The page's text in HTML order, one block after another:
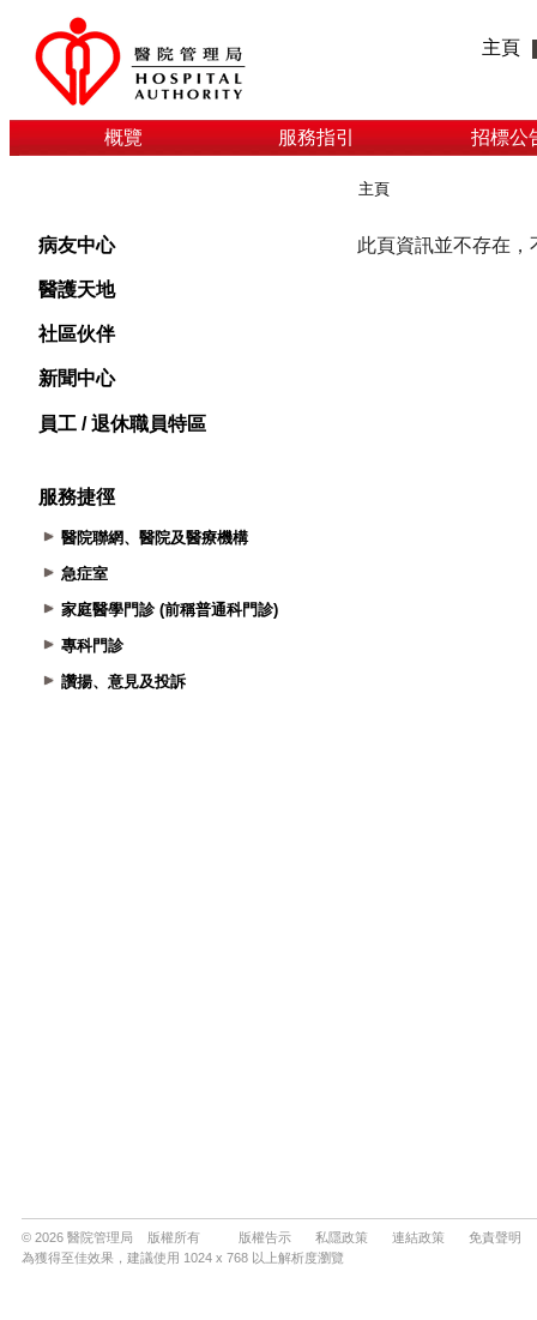
主頁
概覽 服務指引 招標公
病友中心
醫護天地
社區伙伴
新聞中心
員工 / 退休職員特區
服務捷徑
醫院聯網、醫院及醫療機構
急症室
家庭醫學門診 (前稱普通科門診)
專科門診
讚揚、意見及投訴
主頁
© 2026 醫院管理局 版權所有 版權告示 私隱政策 連結政策
免責聲明
為獲得至佳效果，建議使用 1024 x 768 以上解析度瀏覽